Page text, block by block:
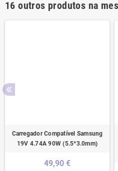
16 outros produtos na
Carregador Compatível Samsung
19V 4.74A 90W (5.5*3.0mm)
49,90 €